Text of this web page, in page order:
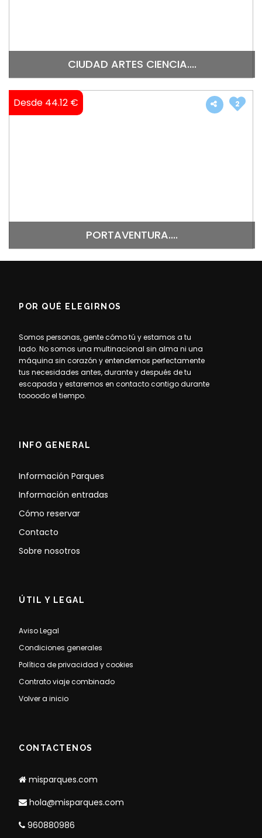
CIUDAD ARTES CIENCIA....
Desde 44.12 €
PORTAVENTURA....
2
POR QUÉ ELEGIRNOS
Somos personas, gente cómo tú y estamos a tu
lado. No somos una multinacional sin alma ni una
máquina sin corazón y entendemos perfectamente
tus necesidades antes, durante y después de tu
escapada y estaremos en contacto contigo durante
toooodo el tiempo.
INFO GENERAL
Información Parques
Información entradas
Cómo reservar
Contacto
Sobre nosotros
ÚTIL Y LEGAL
Aviso Legal
Condiciones generales
Política de privacidad y cookies
Contrato viaje combinado
Volver a inicio
CONTACTENOS
misparques.com
hola@misparques.com
960880986